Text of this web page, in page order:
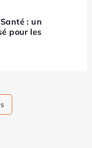
: un
pour les